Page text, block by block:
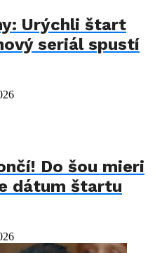
Urýchli štart
seriál spustí
Do šou mieri
dátum štartu